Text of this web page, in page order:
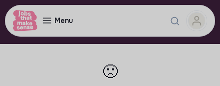
Menu
🙁